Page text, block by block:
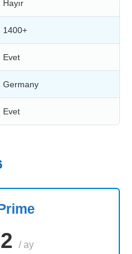
Hayır
1400+
Evet
Germany
Evet
/ay